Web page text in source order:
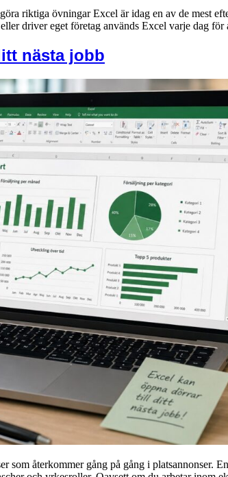
riktiga övningar Excel är idag en av de mest
driver eget företag används Excel varje dag
nästa jobb
som återkommer gång på gång i